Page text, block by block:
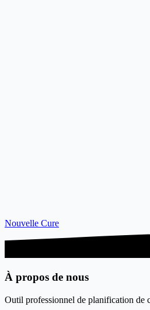
Nouvelle Cure
À propos de nous
Outil professionnel de planification de